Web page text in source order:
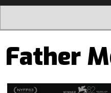
Father